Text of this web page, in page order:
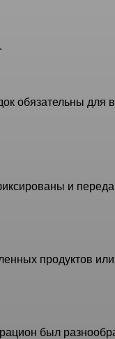
обязательны для
и
продуктов
был